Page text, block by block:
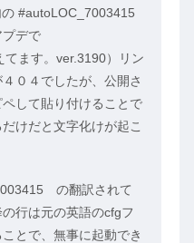
#autoLOC_7003415
デで
ます。ver.3190）リン
０４でしたが、公開さ
して貼り付けることで
けだと文字化けが起こ
の翻訳されて
行は元の英語のcfgフ
とで、無事に起動でき